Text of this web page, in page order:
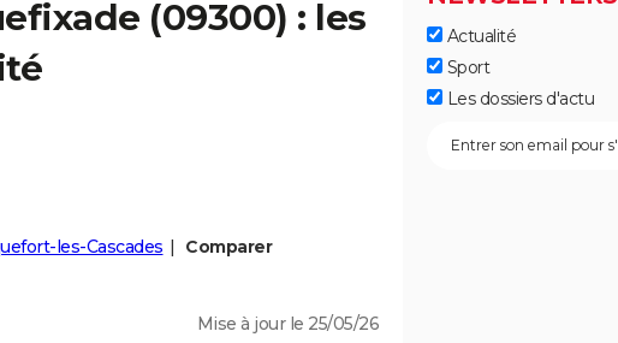
(09300) : les
les-Cascades
Comparer
Mise à jour le 25/05/26
Actualité
Sport
Les dossiers d'actu